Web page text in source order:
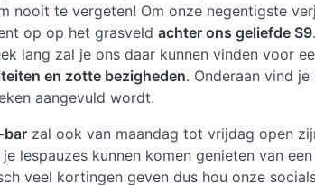
nooit te vergeten! Om onze negentigste
op op het grasveldachter ons geliefde S9.
lang zal je ons daar kunnen vinden voor
en zotte bezigheden. Onderaan vind
aangevuld wordt.
bar zal ook van maandag tot vrijdag open
lespauzes kunnen komen genieten van
veel kortingen geven dus hou onze